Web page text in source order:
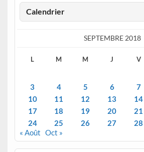
Calendrier
SEPTEMBRE 2018
L M M J V
3
4 5 6 7
10
11 12 13 14
17
18 19 20 21
24
25 26 27 28
« Août Oct »